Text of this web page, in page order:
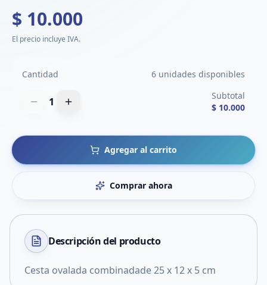
$ 10.000
El precio incluye IVA.
Cantidad 6 unidades disponibles
1
Subtotal
$ 10.000
Agregar al carrito
Comprar ahora
Descripción del producto
Cesta ovalada combinadade 25 x 12 x 5 cm